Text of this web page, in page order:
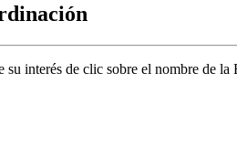
su interés de clic sobre el nombre de la